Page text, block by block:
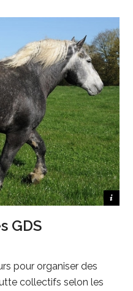
Crédit photo SHPF
GDS
pour organiser des
collectifs selon les